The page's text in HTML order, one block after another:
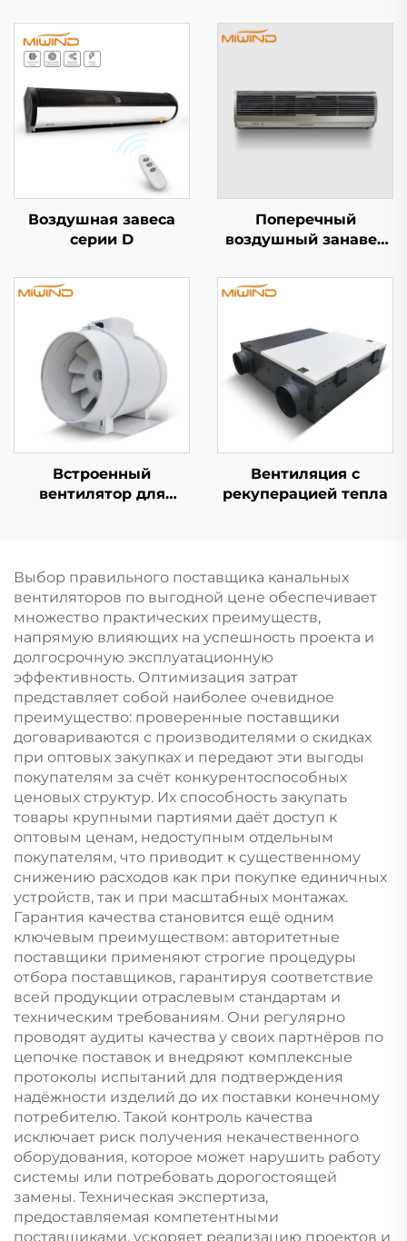
Воздушная завеса
серии D
Поперечный
воздушный занавес
Встроенный
вентилятор для
Вентиляция с
рекуперацией тепла
Выбор правильного поставщика канальных
вентиляторов по выгодной цене обеспечивает
множество практических преимуществ,
напрямую влияющих на успешность проекта и
долгосрочную эксплуатационную
эффективность. Оптимизация затрат
представляет собой наиболее очевидное
преимущество: проверенные поставщики
договариваются с производителями о скидках
при оптовых закупках и передают эти выгоды
покупателям за счёт конкурентоспособных
ценовых структур. Их способность закупать
товары крупными партиями даёт доступ к
оптовым ценам, недоступным отдельным
покупателям, что приводит к существенному
снижению расходов как при покупке единичных
устройств, так и при масштабных монтажах.
Гарантия качества становится ещё одним
ключевым преимуществом: авторитетные
поставщики применяют строгие процедуры
отбора поставщиков, гарантируя соответствие
всей продукции отраслевым стандартам и
техническим требованиям. Они регулярно
проводят аудиты качества у своих партнёров по
цепочке поставок и внедряют комплексные
протоколы испытаний для подтверждения
надёжности изделий до их поставки конечному
потребителю. Такой контроль качества
исключает риск получения некачественного
оборудования, которое может нарушить работу
системы или потребовать дорогостоящей
замены. Техническая экспертиза,
предоставляемая компетентными
поставщиками, ускоряет реализацию проектов и